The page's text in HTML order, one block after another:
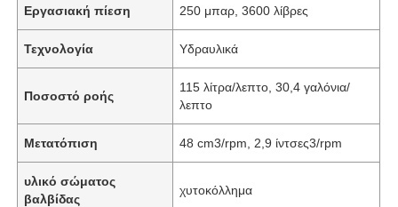
Εργασιακή πίεση 250 μπαρ, 3600 λίβρες
Τεχνολογία Υδραυλικά
Ποσοστό ροής
115 λίτρα/λεπτο, 30,4 γαλόνια/
λεπτο
Μετατόπιση 48 cm3/rpm, 2,9 ίντσες3/rpm
υλικό σώματος
βαλβίδας
χυτοκόλλημα